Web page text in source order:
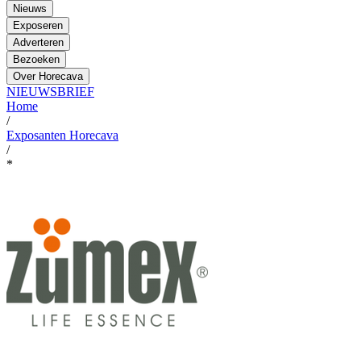
Nieuws
Exposeren
Adverteren
Bezoeken
Over Horecava
NIEUWSBRIEF
Home
/
Exposanten Horecava
/
*